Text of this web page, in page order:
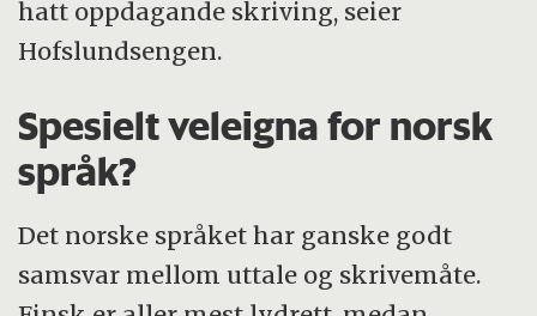
hatt oppdagande skriving, seier
Hofslundsengen.
Spesielt veleigna for norsk
språk?
Det norske språket har ganske godt
samsvar mellom uttale og skrivemåte.